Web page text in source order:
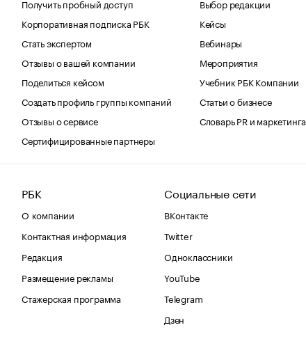
Получить пробный доступ
Корпоративная подписка РБК
Стать экспертом
Отзывы о вашей компании
Поделиться кейсом
Создать профиль группы компаний
Отзывы о сервисе
Сертифицированные партнеры
Выбор редакции
Кейсы
Вебинары
Мероприятия
Учебник РБК Компании
Статьи о бизнесе
Словарь PR и маркетинга
РБК
О компании
Контактная информация
Редакция
Размещение рекламы
Стажерская программа
Социальные сети
ВКонтакте
Twitter
Одноклассники
YouTube
Telegram
Дзен